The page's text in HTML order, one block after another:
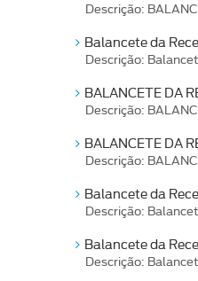
Descrição:
Balancete da
Descrição:
BALANCETE DA
Descrição:
BALANCETE DA
Descrição:
Balancete da
Descrição:
Balancete da
Descrição: